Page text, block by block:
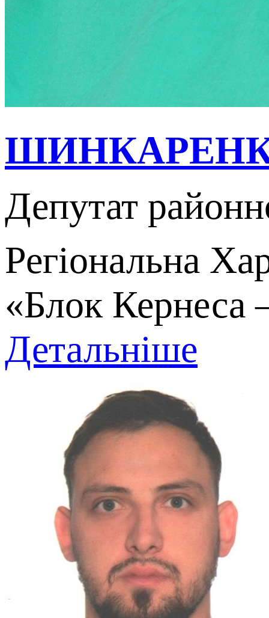
ШИНКАРЕНКО
Депутат
Регіональна
«Блок Кернеса
Детальніше